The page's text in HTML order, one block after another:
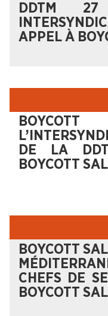
DDTM 27
APPEL À
DE LA
BOYCOTT
BOYCOTT
CHEFS DE
BOYCOTT